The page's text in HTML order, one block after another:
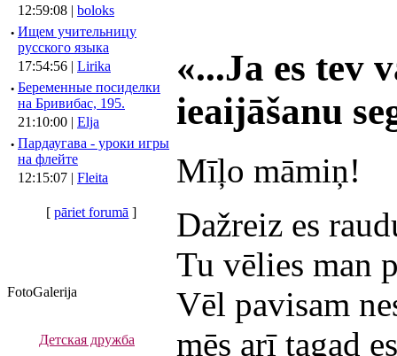
12:59:08 | boloks
· Ищем учительницу
русского языка
17:54:56 | Lirika
· Беременные посиделки
на Бривибас, 195.
21:10:00 | Elja
· Пардаугава - уроки игры
на флейте
12:15:07 | Fleita
[pāriet forumā ]
FotoGalerija
Детская дружба
«...Ja es tev
ieaijāšanu
Mīļo māmiņ!
Dažreiz es
Tu vēlies man
Vēl pavisam
mēs arī tagad